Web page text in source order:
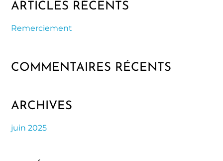
ARTICLES RÉCENTS
Remerciement
COMMENTAIRES RÉCENTS
ARCHIVES
juin 2025